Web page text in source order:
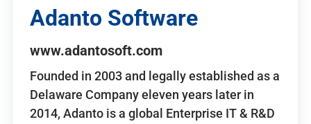
Adanto Software
www.adantosoft.com
Founded in 2003 and legally established as a
Delaware Company eleven years later in
2014, Adanto is a global Enterprise IT & R&D